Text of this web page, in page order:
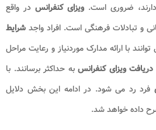
ضروری است. ویزای کنفرانس در واقع
و تبادلات فرهنگی است. افراد واجد شرایط
با ارائه مدارک موردنیاز و رعایت مراحل
دریافت ویزای کنفرانسبه حداکثر برسانند. با
فرد رد می شود. در ادامه این بخش دلایل
داده خواهد شد.